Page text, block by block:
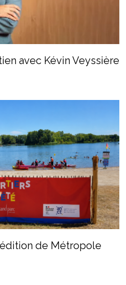
avec Kévin Veyssière
de Métropole